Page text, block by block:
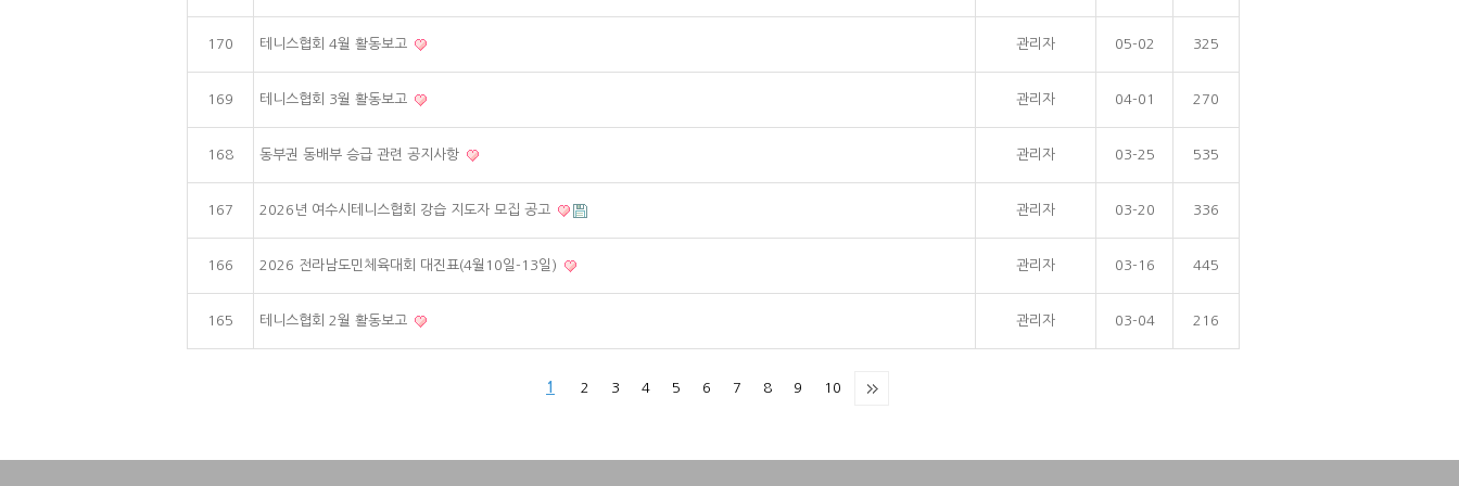
170 테니스협회 4월 활동보고 관리자 05-02 325
169 테니스협회 3월 활동보고 관리자 04-01 270
168 동부권 동배부 승급 관련 공지사항 관리자 03-25 535
167 2026년 여수시테니스협회 강습 지도자 모집 공고 관리자 03-20 336
166 2026 전라남도민체육대회 대진표(4월10일-13일) 관리자 03-16 445
165 테니스협회 2월 활동보고 관리자 03-04 216
1 2 3 4 5 6 7 8 9 10